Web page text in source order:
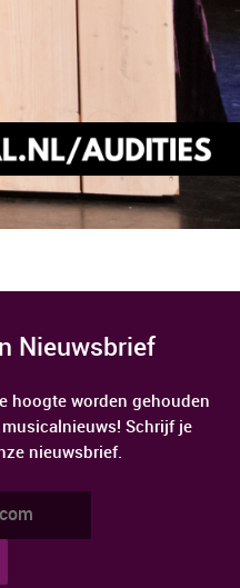
Nieuwsbrief
hoogte worden gehouden
Schrijf je
nieuwsbrief.